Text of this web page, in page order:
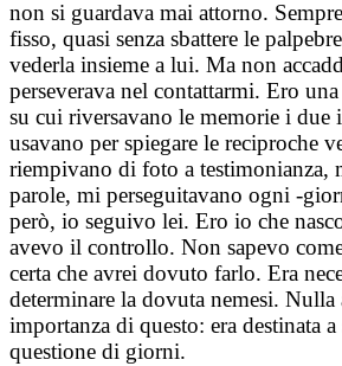
non si guardava mai attorno.
fisso, quasi senza sbattere le
vederla insieme a lui. Ma non
perseverava nel contattarmi. Ero
su cui riversavano le memorie i
usavano per spiegare le reciproche
riempivano di foto a testimonianza,
parole, mi perseguitavano ogni -
però, io seguivo lei. Ero io che
avevo il controllo. Non sapevo
certa che avrei dovuto farlo. Era
determinare la dovuta nemesi. Nulla
importanza di questo: era destinata
questione di giorni.